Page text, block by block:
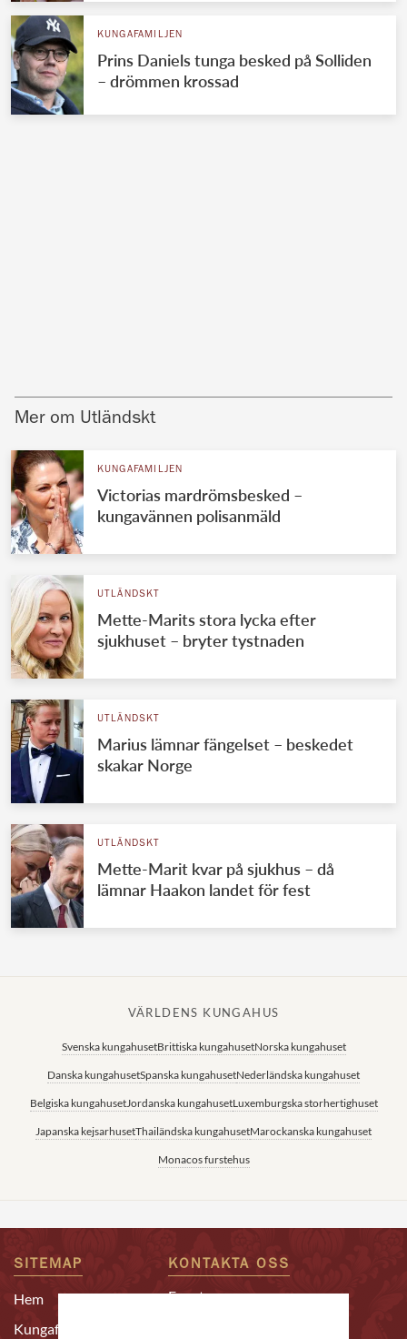
KUNGAFAMILJEN
Prins Daniels tunga besked på Solliden
– drömmen krossad
Mer om Utländskt
KUNGAFAMILJEN
Victorias mardrömsbesked –
kungavännen polisanmäld
UTLÄNDSKT
Mette-Marits stora lycka efter
sjukhuset – bryter tystnaden
UTLÄNDSKT
Marius lämnar fängelset – beskedet
skakar Norge
UTLÄNDSKT
Mette-Marit kvar på sjukhus – då
lämnar Haakon landet för fest
VÄRLDENS KUNGAHUS
Svenska kungahusetBrittiska kungahusetNorska kungahuset
Danska kungahusetSpanska kungahusetNederländska kungahuset
Belgiska kungahusetJordanska kungahusetLuxemburgska storhertighuset
Japanska kejsarhusetThailändska kungahusetMarockanska kungahuset
Monacos furstehus
SITEMAP
Hem
Kungafamiljen
KONTAKTA OSS
Epost: